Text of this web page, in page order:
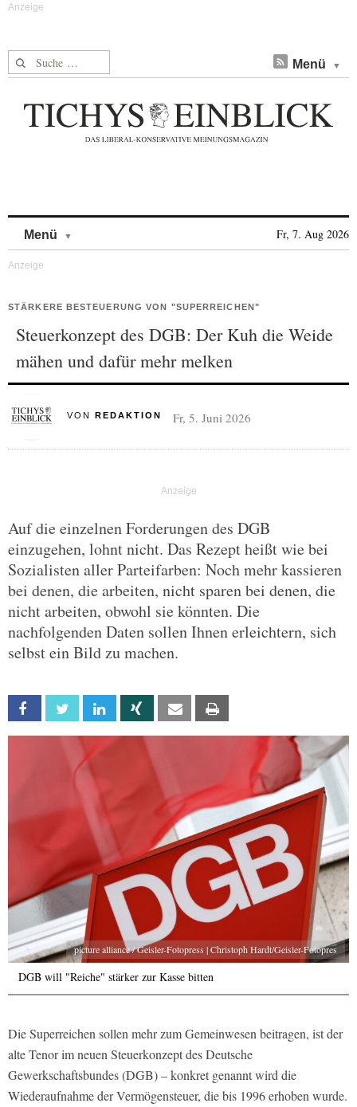
Suche nach: Menü
Menü Fr, 7. Aug 2026
STÄRKERE BESTEUERUNG VON "SUPERREICHEN"
Steuerkonzept des DGB: Der Kuh die Weide
mähen und dafür mehr melken
VON REDAKTION Fr, 5. Juni 2026
Auf die einzelnen Forderungen des DGB
einzugehen, lohnt nicht. Das Rezept heißt wie bei
Sozialisten aller Parteifarben: Noch mehr kassieren
bei denen, die arbeiten, nicht sparen bei denen, die
nicht arbeiten, obwohl sie könnten. Die
nachfolgenden Daten sollen Ihnen erleichtern, sich
selbst ein Bild zu machen.
Facebook Twitter Linkedin Xing Email
picture alliance / Geisler-Fotopress | Christoph Hardt/Geisler-Fotopres
DGB will "Reiche" stärker zur Kasse bitten
Die Superreichen sollen mehr zum Gemeinwesen beitragen, ist der
alte Tenor im neuen Steuerkonzept des Deutsche
Gewerkschaftsbundes (DGB) – konkret genannt wird die
Wiederaufnahme der Vermögensteuer, die bis 1996 erhoben wurde.